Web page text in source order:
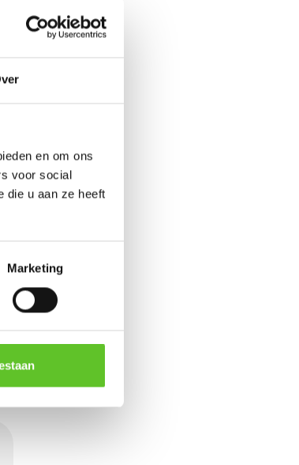
en om ons
voor social
die u aan ze heeft
Marketing